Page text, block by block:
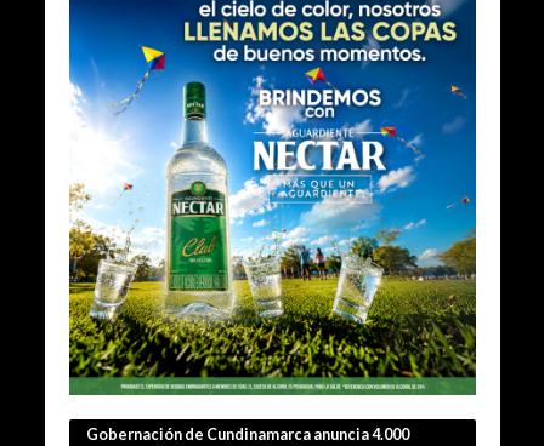
Gobernación de Cundinamarca anuncia 4.000